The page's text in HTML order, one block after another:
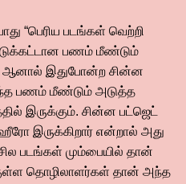
“பெரிய படங்கள் வெற்றி
பணம் மீண்டும்
ஆனால் இதுபோன்ற சின்ன
பணம் மீண்டும் அடுத்த
இருக்கும். சின்ன பட்ஜெட்
இருக்கிறார் என்றால் அது
படங்கள் மும்பையில் தான்
தொழிலாளர்கள் தான் அந்த